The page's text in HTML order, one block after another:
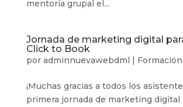
mentoría grupal el...
Jornada de marketing digital
Click to Book
por adminnuevawebdml | Formación
¡Muchas gracias a todos los
primera jornada de marketing digital